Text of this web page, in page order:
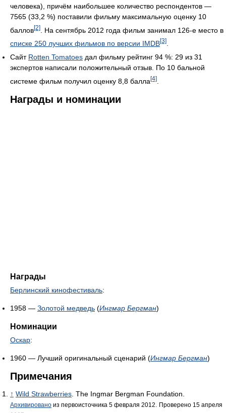
человека), причём наибольшее количество респондентов —
7565 (33,2 %) поставили фильму максимальную оценку 10
баллов[2]
. На сентябрь 2012 года фильм занимал 126-е место в
списке 250 лучших фильмов по версии IMDB[3]
Сайт Rotten Tomatoes дал фильму рейтинг 94 %: 29 из 31
экспертов написали положительный отзыв. По 10 бальной
системе фильм получил оценку 8,8 балла[4]
Награды и номинации
Награды
Берлинский кинофестиваль:
1958 — Золотой медведь (Ингмар Бергман)
Номинации
Оскар:
1960 — Лучший оригинальный сценарий (Ингмар Бергман)
Примечания
↑ Wild Strawberries . The Ingmar Bergman Foundation.
Архивировано из первоисточника 5 февраля 2012.
Проверено 15 апреля